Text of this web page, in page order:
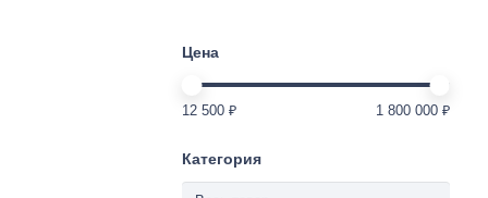
Цена
12 500 ₽ 1 800 000 ₽
Категория